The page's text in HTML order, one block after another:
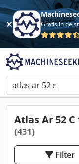
Gratis in de
Atlas Ar 52
(431)
Filter